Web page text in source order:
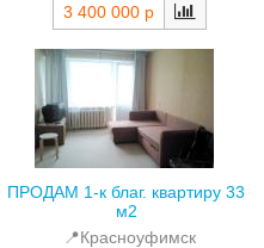
3 400 000 р
ПРОДАМ 1-к благ. квартиру 33
м2
📍Красноуфимск